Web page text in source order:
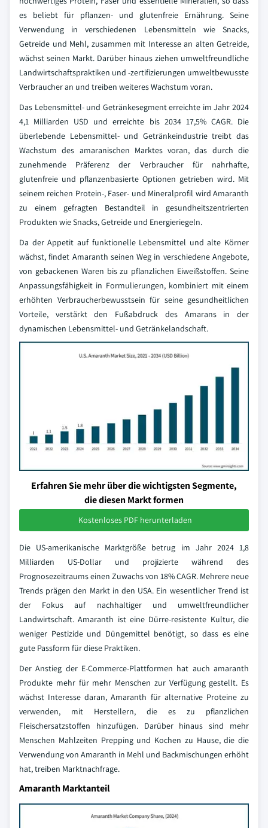
es beliebt für pflanzen- und glutenfreie Ernährung. Seine
Verwendung in verschiedenen Lebensmitteln wie Snacks,
Getreide und Mehl, zusammen mit Interesse an alten Getreide,
wächst seinen Markt. Darüber hinaus ziehen umweltfreundliche
Landwirtschaftspraktiken und -zertifizierungen umweltbewusste
Verbraucher an und treiben weiteres Wachstum voran.
Das Lebensmittel- und Getränkesegment erreichte im Jahr 2024
4,1 Milliarden USD und erreichte bis 2034 17,5% CAGR. Die
überlebende Lebensmittel- und Getränkeindustrie treibt das
Wachstum des amaranischen Marktes voran, das durch die
zunehmende Präferenz der Verbraucher für nahrhafte,
glutenfreie und pflanzenbasierte Optionen getrieben wird. Mit
seinem reichen Protein-, Faser- und Mineralprofil wird Amaranth
zu einem gefragten Bestandteil in gesundheitszentrierten
Produkten wie Snacks, Getreide und Energieriegeln.
Da der Appetit auf funktionelle Lebensmittel und alte Körner
wächst, findet Amaranth seinen Weg in verschiedene Angebote,
von gebackenen Waren bis zu pflanzlichen Eiweißstoffen. Seine
Anpassungsfähigkeit in Formulierungen, kombiniert mit einem
erhöhten Verbraucherbewusstsein für seine gesundheitlichen
Vorteile, verstärkt den Fußabdruck des Amarans in der
dynamischen Lebensmittel- und Getränkelandschaft.
Erfahren Sie mehr über die wichtigsten Segmente,
die diesen Markt formen
Kostenloses PDF herunterladen
Die US-amerikanische Marktgröße betrug im Jahr 2024 1,8
Milliarden US-Dollar und projizierte während des
Prognosezeitraums einen Zuwachs von 18% CAGR. Mehrere neue
Trends prägen den Markt in den USA. Ein wesentlicher Trend ist
der Fokus auf nachhaltiger und umweltfreundlicher
Landwirtschaft. Amaranth ist eine Dürre-resistente Kultur, die
weniger Pestizide und Düngemittel benötigt, so dass es eine
gute Passform für diese Praktiken.
Der Anstieg der E-Commerce-Plattformen hat auch amaranth
Produkte mehr für mehr Menschen zur Verfügung gestellt. Es
wächst Interesse daran, Amaranth für alternative Proteine zu
verwenden, mit Herstellern, die es zu pflanzlichen
Fleischersatzstoffen hinzufügen. Darüber hinaus sind mehr
Menschen Mahlzeiten Prepping und Kochen zu Hause, die die
Verwendung von Amaranth in Mehl und Backmischungen erhöht
hat, treiben Marktnachfrage.
Amaranth Marktanteil